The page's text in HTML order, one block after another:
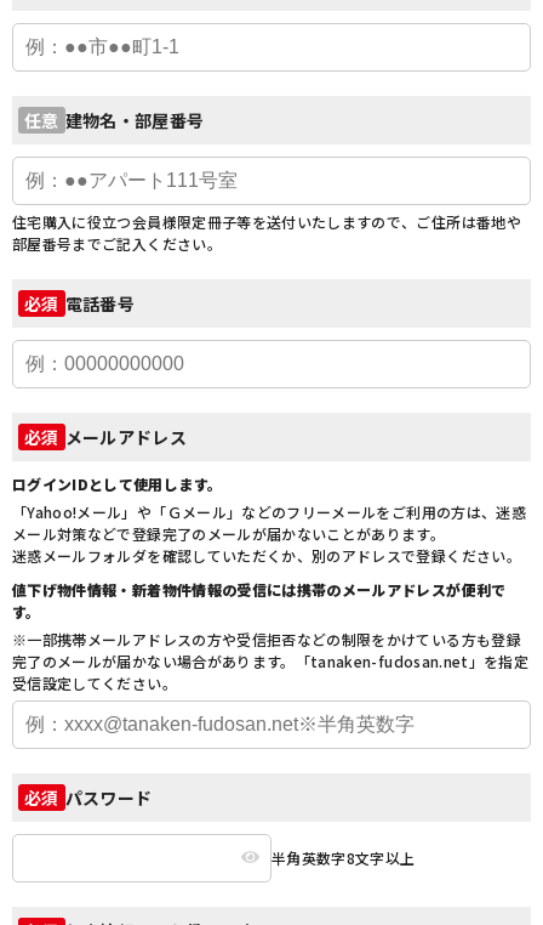
任意 建物名・部屋番号
住宅購入に役立つ会員様限定冊子等を送付いたしますので、ご住所は番地や
部屋番号までご記入ください。
必須 電話番号
必須 メールアドレス
ログインIDとして使用します。
「Yahoo!メール」や「Ｇメール」などのフリーメールをご利用の方は、迷惑
メール対策などで登録完了のメールが届かないことがあります。
迷惑メールフォルダを確認していただくか、別のアドレスで登録ください。
値下げ物件情報・新着物件情報の受信には携帯のメールアドレスが便利で
す。
※一部携帯メールアドレスの方や受信拒否などの制限をかけている方も登録
完了のメールが届かない場合があります。「tanaken-fudosan.net」を指定
受信設定してください。
必須 パスワード
半角英数字8文字以上